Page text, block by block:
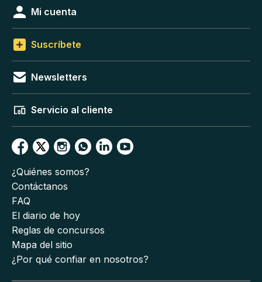
Mi cuenta
Suscríbete
Newsletters
Servicio al cliente
¿Quiénes somos?
Contáctanos
FAQ
El diario de hoy
Reglas de concursos
Mapa del sitio
¿Por qué confiar en nosotros?